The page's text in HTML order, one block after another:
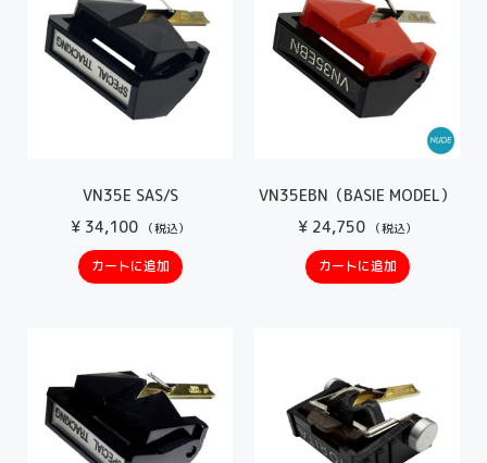
VN35E SAS/S
¥34,100 （税込）
カートに追加
VN35EBN（BASIE MODEL）
¥24,750 （税込）
カートに追加